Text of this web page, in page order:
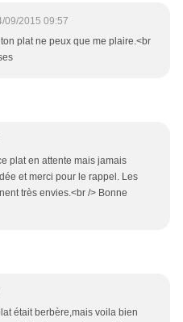
09/2015 09:57
plat ne peux que me plaire.<br
plat en attente mais jamais
et merci pour le rappel. Les
très envies.<br /> Bonne
était berbère,mais voila bien